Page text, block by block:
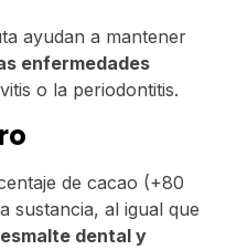
ayudan a mantener
enfermedades
o la periodontitis.
de cacao (+80
sustancia, al igual que
dental y